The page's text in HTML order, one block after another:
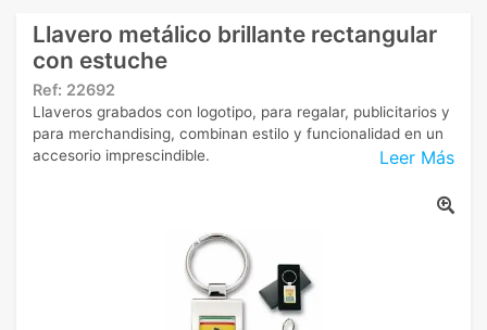
Llavero metálico brillante rectangular
con estuche
Ref: 22692
Leer Más
Llaveros grabados con logotipo, para regalar, publicitarios y
para merchandising, combinan estilo y funcionalidad en un
accesorio imprescindible.